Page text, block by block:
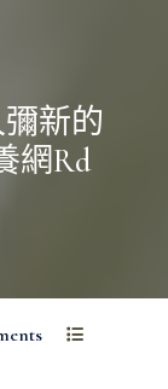
新的
網rd